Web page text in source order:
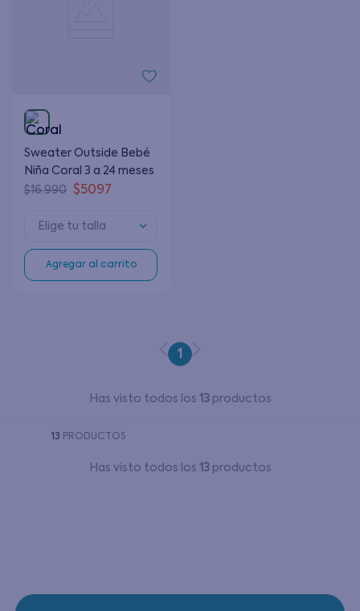
Sweater Outside Bebé
Niña Coral 3 a 24 meses
$16.990 $5097
Elige tu talla
Agregar al carrito
1
Has visto todos los 13productos
13 PRODUCTOS
Has visto todos los 13productos